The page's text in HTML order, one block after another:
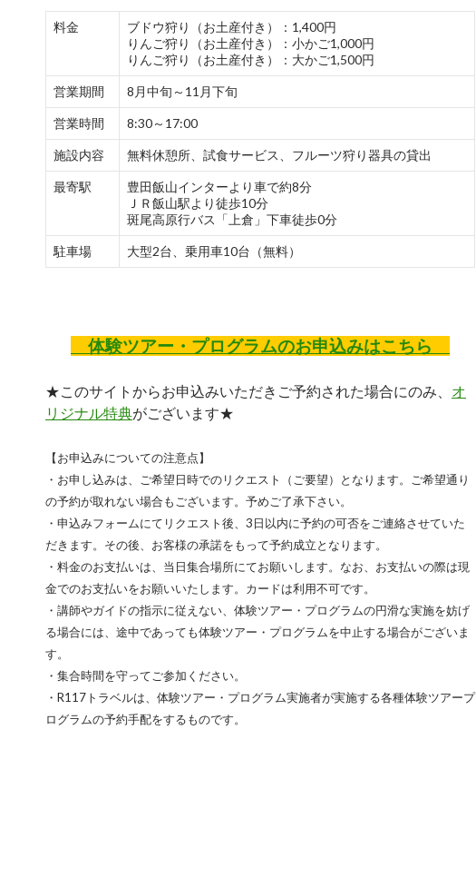
料金
ブドウ狩り（お土産付き）：1,400円
りんご狩り（お土産付き）：小かご1,000円
りんご狩り（お土産付き）：大かご1,500円
営業期間 8月中旬～11月下旬
営業時間 8:30～17:00
施設内容 無料休憩所、試食サービス、フルーツ狩り器具の貸出
最寄駅
豊田飯山インターより車で約8分
ＪＲ飯山駅より徒歩10分
斑尾高原行バス「上倉」下車徒歩0分
駐車場 大型2台、乗用車10台（無料）
体験ツアー・プログラムのお申込みはこちら
★このサイトからお申込みいただきご予約された場合にのみ、 オ
リジナル特典がございます★
【お申込みについての注意点】
・お申し込みは、ご希望日時でのリクエスト（ご要望）となります。ご希望通り
の予約が取れない場合もございます。予めご了承下さい。
・申込みフォームにてリクエスト後、3日以内に予約の可否をご連絡させていた
だきます。その後、お客様の承諾をもって予約成立となります。
・料金のお支払いは、当日集合場所にてお願いします。なお、お支払いの際は現
金でのお支払いをお願いいたします。カードは利用不可です。
・講師やガイドの指示に従えない、体験ツアー・プログラムの円滑な実施を妨げ
る場合には、途中であっても体験ツアー・プログラムを中止する場合がございま
す。
・集合時間を守ってご参加ください。
・R117トラベルは、体験ツアー・プログラム実施者が実施する各種体験ツアープ
ログラムの予約手配をするものです。